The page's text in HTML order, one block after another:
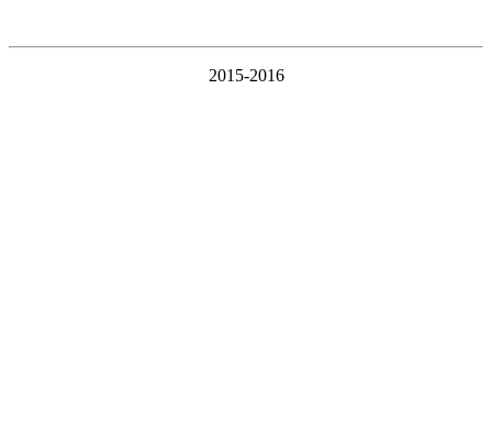
2015-2016